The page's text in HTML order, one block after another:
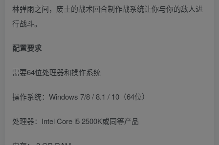
林弹雨之间，废土的战术回合制作战系统让你与你的敌人进
行战斗。
配置要求
需要64位处理器和操作系统
操作系统：Windows 7/8 / 8.1 / 10（64位）
处理器：Intel Core i5 2500K或同等产品